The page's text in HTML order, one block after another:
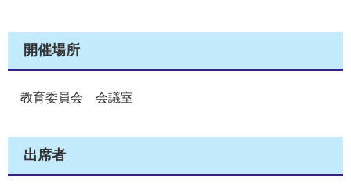
開催場所
教育委員会 会議室
出席者